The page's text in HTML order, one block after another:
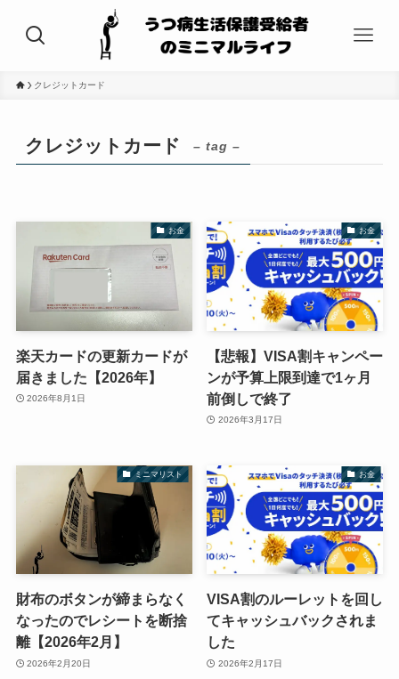
クレジットカード
クレジットカード – tag –
お金
楽天カードの更新カードが
届きました【2026年】
2026年8月1日
お金
【悲報】VISA割キャンペー
ンが予算上限到達で1ヶ月
前倒しで終了
2026年3月17日
ミニマリスト
財布のボタンが締まらなく
なったのでレシートを断捨
離【2026年2月】
2026年2月20日
お金
VISA割のルーレットを回し
てキャッシュバックされま
した
2026年2月17日